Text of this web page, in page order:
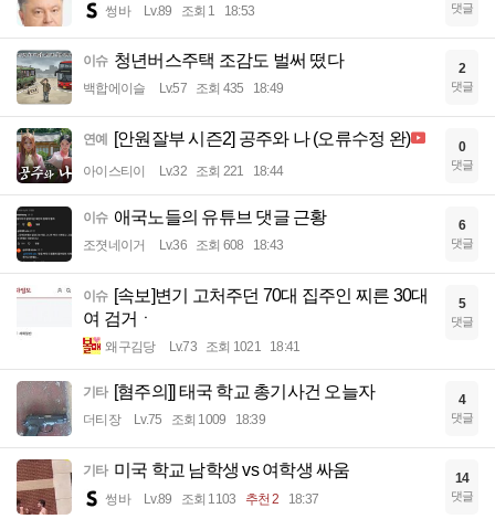
썽바 Lv.89 조회 1 18:53 댓글
이슈 청년버스주택 조감도 벌써 떴다
백합에이슬 Lv.57 조회 435 18:49
2
댓글
연예 [안원잘부 시즌2] 공주와 나 (오류수정 완)
아이스티이 Lv.32 조회 221 18:44
0
댓글
이슈 애국노들의 유튜브 댓글 근황
조졋네이거 Lv.36 조회 608 18:43
6
댓글
이슈 [속보]변기 고처주던 70대 집주인 찌른 30대
여 검거ㆍ
왜구김당 Lv.73 조회 1021 18:41
5
댓글
기타 [혐주의]] 태국 학교 총기사건 오늘자
더티장 Lv.75 조회 1009 18:39
4
댓글
기타 미국 학교 남학생 vs 여학생 싸움
썽바 Lv.89 조회 1103 추천 2 18:37
14
댓글